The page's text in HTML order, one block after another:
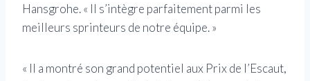
Hansgrohe. « Il s’intègre parfaitement parmi les
meilleurs sprinteurs de notre équipe. »
« Il a montré son grand potentiel aux Prix de l’Escaut,